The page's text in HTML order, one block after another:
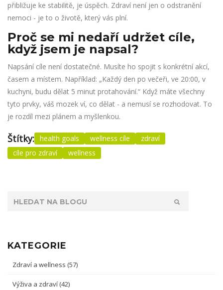
přibližuje ke stabilitě, je úspěch. Zdraví není jen o odstranění
nemoci - je to o životě, který vás plní.
Proč se mi nedaří udržet cíle,
když jsem je napsal?
Napsání cíle není dostatečné. Musíte ho spojit s konkrétní akcí,
časem a místem. Například: „Každý den po večeři, ve 20:00, v
kuchyni, budu dělat 5 minut protahování.“ Když máte všechny
tyto prvky, váš mozek ví, co dělat - a nemusí se rozhodovat. To
je rozdíl mezi plánem a myšlenkou.
Štítky: health goals wellness cíle
zdraví
cíle pro zdraví
wellness
KATEGORIE
Zdraví a wellness (57)
Výživa a zdraví (42)